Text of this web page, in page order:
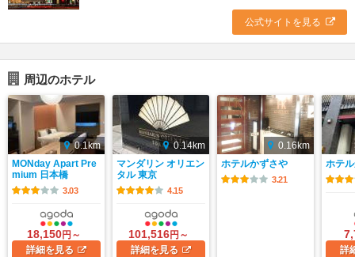
公式サイトを見る
周辺のホテル
0.1km
MONday Apart Pre
mium 日本橋
3.03
18,150円～
詳細を見る
0.14km
マンダリン オリエン
タル 東京
4.15
101,516円～
詳細を見る
0.16km
ホテルかずさや
3.21
ホテ
詳